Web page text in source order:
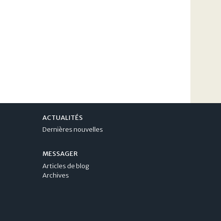
ACTUALITÉS
Dernières nouvelles
MESSAGER
Articles de blog
Archives